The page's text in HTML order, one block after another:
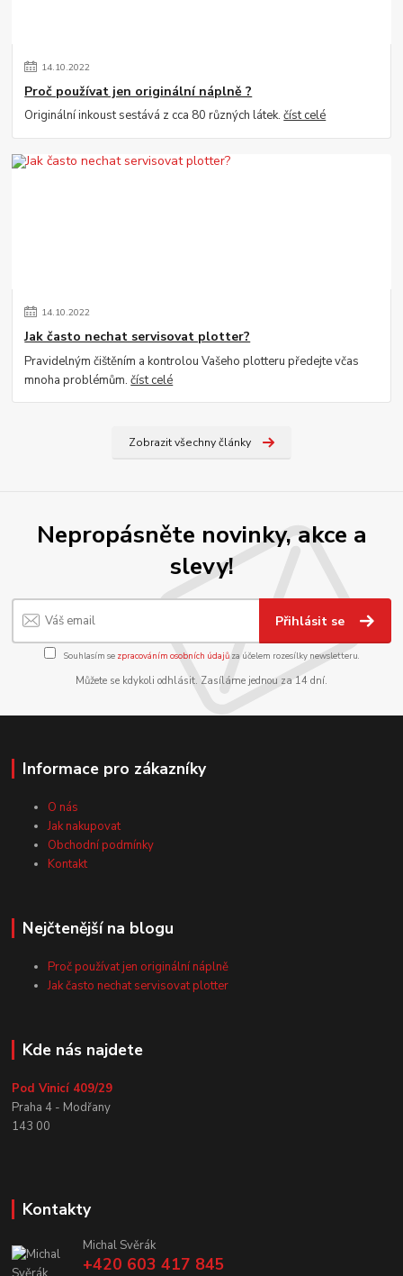
14.10.2022
Proč používat jen originální náplně ?
Originální inkoust sestává z cca 80 různých látek.číst celé
14.10.2022
Jak často nechat servisovat plotter?
Pravidelným čištěním a kontrolou Vašeho plotteru předejte včas
mnoha problémům.číst celé
Zobrazit všechny články
Nepropásněte novinky, akce a
slevy!
Přihlásit se
Souhlasím se zpracováním osobních údajůza účelem rozesílky newsletteru.
Můžete se kdykoli odhlásit. Zasíláme jednou za 14 dní.
Informace pro zákazníky
O nás
Jak nakupovat
Obchodní podmínky
Kontakt
Nejčtenější na blogu
Proč používat jen originální náplně
Jak často nechat servisovat plotter
Kde nás najdete
Pod Vinicí 409/29
Praha 4 - Modřany
143 00
Kontakty
Michal Svěrák
+420 603 417 845